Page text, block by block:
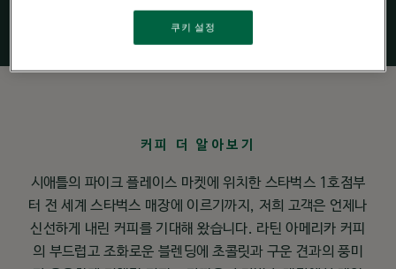
커피 더 알아보기
시애틀의 파이크 플레이스 마켓에 위치한 스타벅스 1호점부
터 전 세계 스타벅스 매장에 이르기까지, 저희 고객은 언제나
신선하게 내린 커피를 기대해 왔습니다. 라틴 아메리카 커피
의 부드럽고 조화로운 블렌딩에 초콜릿과 구운 견과의 풍미
쿠키 설정